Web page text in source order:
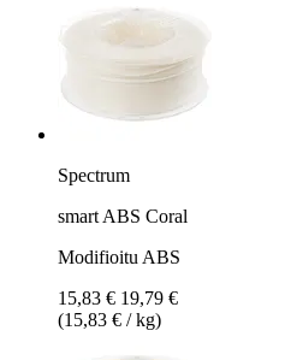
Spectrum
smart ABS Coral
Modifioitu ABS
15,83 € 19,79 €
(15,83 € / kg)